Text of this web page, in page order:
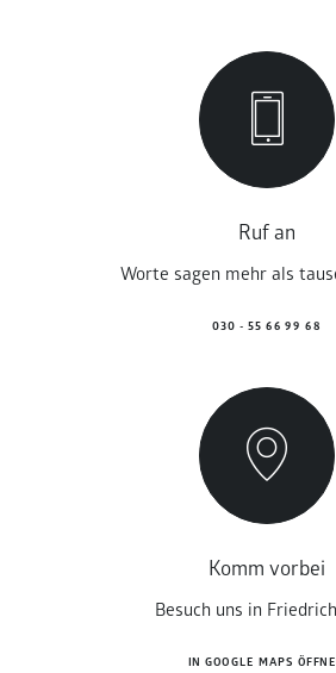
Ruf an
Worte sagen mehr als
030 - 55 66 99 68
Komm vorbei
Besuch uns in
IN GOOGLE MAPS